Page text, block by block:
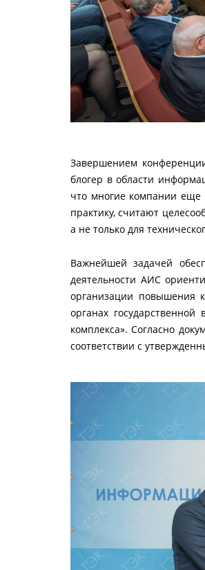
Завершением
блогер в области
что многие компании еще
практику, считают
а не только для
Важнейшей задачей
деятельности АИС
организации повышения
органах
комплекса». Согласно
соответствии с